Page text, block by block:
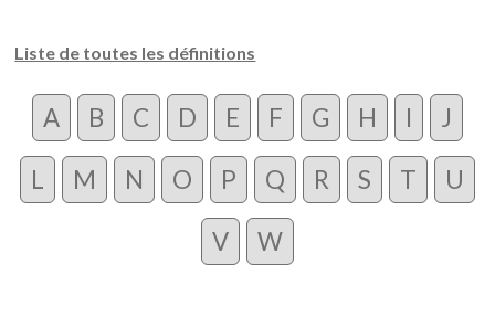
Liste de toutes les définitions
A B C D E F G H I J
L M N O P Q R S T U
V W